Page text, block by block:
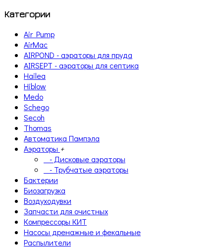
Категории
Air Pump
AirMac
AIRPOND - аэраторы для пруда
AIRSEPT - аэраторы для септика
Hailea
Hiblow
Medo
Schego
Secoh
Thomas
Автоматика Пампэла
Аэраторы +
- Дисковые аэраторы
- Трубчатые аэраторы
Бактерии
Биозагрузка
Воздуходувки
Запчасти для очистных
Компрессоры КИТ
Насосы дренажные и фекальные
Распылители